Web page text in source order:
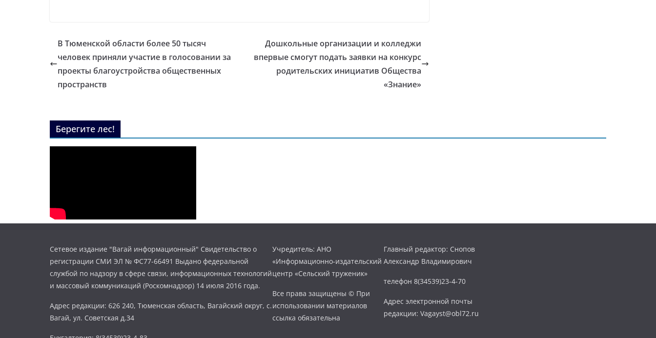
В Тюменской области более 50 тысяч
человек приняли участие в голосовании за
проекты благоустройства общественных
пространств
Дошкольные организации и колледжи
впервые смогут подать заявки на конкурс
родительских инициатив Общества
«Знание»
Берегите лес!
Сетевое издание "Вагай информационный" Свидетельство о
регистрации СМИ ЭЛ № ФС77-66491 Выдано федеральной
службой по надзору в сфере связи, информационных технологий
и массовый коммуникаций (Роскомнадзор) 14 июля 2016 года.
Адрес редакции: 626 240, Тюменская область, Вагайский округ, с.
Вагай, ул. Советская д.34
Учредитель: АНО
«Информационно-издательский
центр «Сельский труженик»
Все права защищены © При
использовании материалов
ссылка обязательна
Главный редактор: Снопов
Александр Владимирович
телефон 8(34539)23-4-70
Адрес электронной почты
редакции: Vagayst@obl72.ru